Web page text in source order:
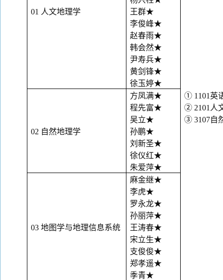
01 人文地理学
王群★
李俊峰★
赵春雨★
韩会然★
尹寿兵★
黄剑锋★
徐玉婷★
① 1101英
② 2101人
③ 3107自
02 自然地理学
方凤满★
程先富★
吴立★
孙鹏★
刘新圣★
徐仪红★
朱爱萍★
03 地图学与地理信息系统
麻金继★
李虎★
罗永龙★
孙丽萍★
王涛春★
宋立生★
支俊俊★
郑孝遥★
季青★